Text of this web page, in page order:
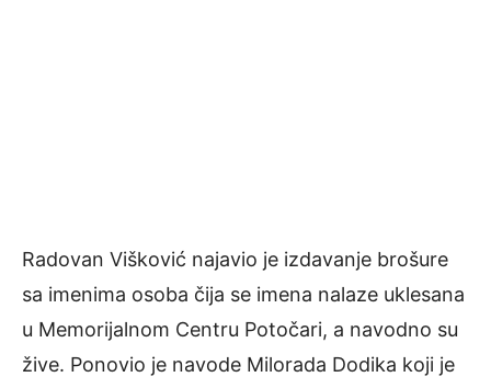
Radovan Višković najavio je izdavanje brošure
sa imenima osoba čija se imena nalaze uklesana
u Memorijalnom Centru Potočari, a navodno su
žive. Ponovio je navode Milorada Dodika koji je